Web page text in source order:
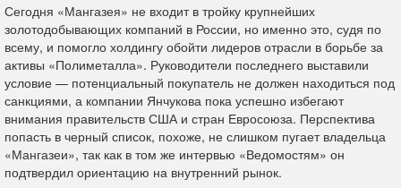
Сегодня «Мангазея» не входит в тройку крупнейших
золотодобывающих компаний в России, но именно это, судя по
всему, и помогло холдингу обойти лидеров отрасли в борьбе за
активы «Полиметалла». Руководители последнего выставили
условие — потенциальный покупатель не должен находиться под
санкциями, а компании Янчукова пока успешно избегают
внимания правительств США и стран Евросоюза. Перспектива
попасть в черный список, похоже, не слишком пугает владельца
«Мангазеи», так как в том же интервью «Ведомостям» он
подтвердил ориентацию на внутренний рынок.